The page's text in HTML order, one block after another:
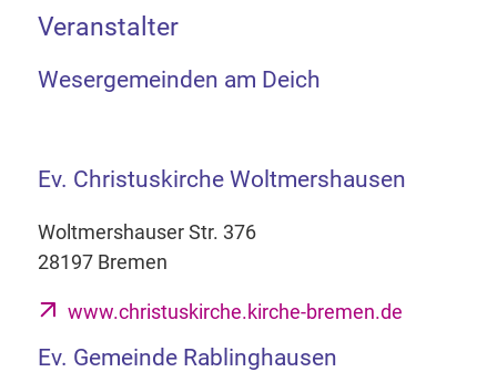
Veranstalter
Wesergemeinden am Deich
Ev. Christuskirche Woltmershausen
Woltmershauser Str. 376
28197 Bremen
www.christuskirche.kirche-bremen.de
Ev. Gemeinde Rablinghausen